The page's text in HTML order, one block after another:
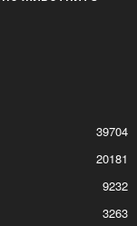
39704
20181
9232
3263